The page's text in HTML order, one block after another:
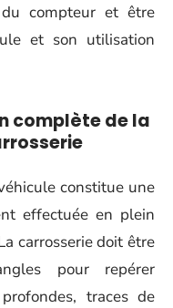
compteur et être
et son utilisation
complète de la
constitue une
effectuée en plein
carrosserie doit être
pour repérer
traces de